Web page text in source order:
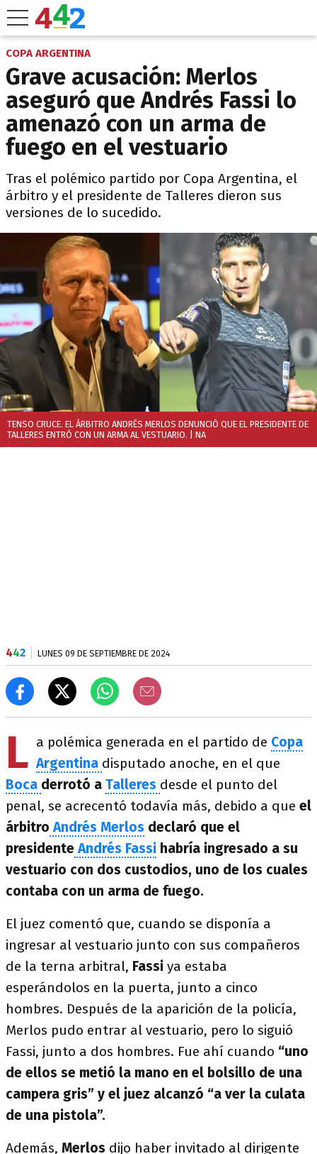
COPA ARGENTINA
Grave acusación: Merlos
aseguró que Andrés Fassi lo
amenazó con un arma de
fuego en el vestuario
Tras el polémico partido por Copa Argentina, el
árbitro y el presidente de Talleres dieron sus
versiones de lo sucedido.
TENSO CRUCE. EL ÁRBITRO ANDRÉS MERLOS DENUNCIÓ QUE EL PRESIDENTE DE
TALLERES ENTRÓ CON UN ARMA AL VESTUARIO. | NA
442 LUNES 09 DE SEPTIEMBRE DE 2024
L a polémica generada en el partido de Copa
Argentina disputado anoche, en el que
Boca derrotó a Talleres desde el punto del
penal, se acrecentó todavía más, debido a que el
árbitro Andrés Merlos declaró que el
presidenteAndrés Fassi habría ingresado a su
vestuario con dos custodios, uno de los cuales
contaba con un arma de fuego.
El juez comentó que, cuando se disponía a
ingresar al vestuario junto con sus compañeros
de la terna arbitral, Fassi ya estaba
esperándolos en la puerta, junto a cinco
hombres. Después de la aparición de la policía,
Merlos pudo entrar al vestuario, pero lo siguió
Fassi, junto a dos hombres. Fue ahí cuando “uno
de ellos se metió la mano en el bolsillo de una
campera gris” y el juez alcanzó “a ver la culata
de una pistola”.
Además, Merlos dijo haber invitado al dirigente